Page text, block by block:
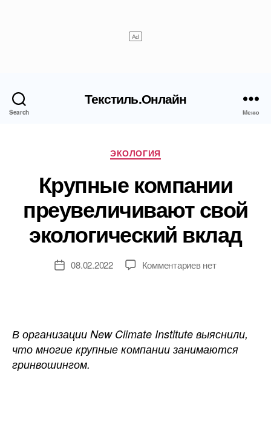
Search
Текстиль.Онлайн
Меню
Рубрики
ЭКОЛОГИЯ
Крупные компании
преувеличивают свой
экологический вклад
Дата08.02.2022 Комментариевк
свой
экологический
вклад
нет
В организации New Climate Institute выяснили,
что многие крупные компании занимаются
гринвошингом.